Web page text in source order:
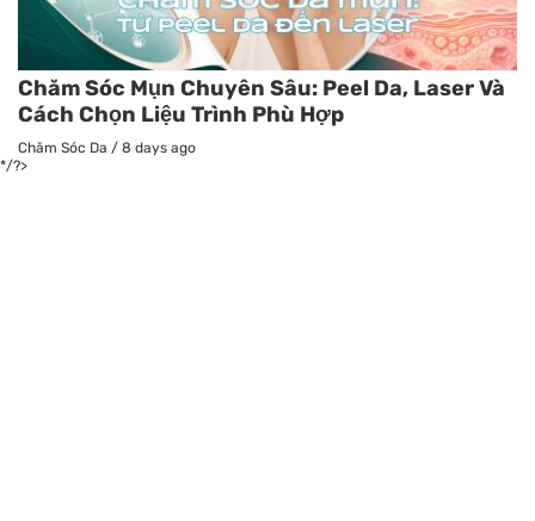
Chăm Sóc Mụn Chuyên Sâu: Peel Da, Laser Và
Cách Chọn Liệu Trình Phù Hợp
Chăm Sóc Da / 8 days ago
*/?>